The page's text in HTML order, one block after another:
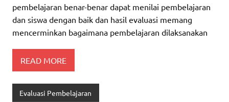
pembelajaran benar-benar dapat menilai pembelajaran
dan siswa dengan baik dan hasil evaluasi memang
mencerminkan bagaimana pembelajaran dilaksanakan
READ MORE
Evaluasi Pembelajaran